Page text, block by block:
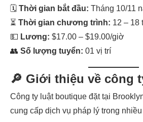
🗓 Thời gian bắt đầu: Tháng 10/11
⏳ Thời gian chương trình: 12 – 18
💵 Lương: $17.00 – $19.00/giờ
👥 Số lượng tuyển: 01 vị trí
🔎 Giới thiệu về công
Công ty luật boutique đặt tại
cung cấp dịch vụ pháp lý trong